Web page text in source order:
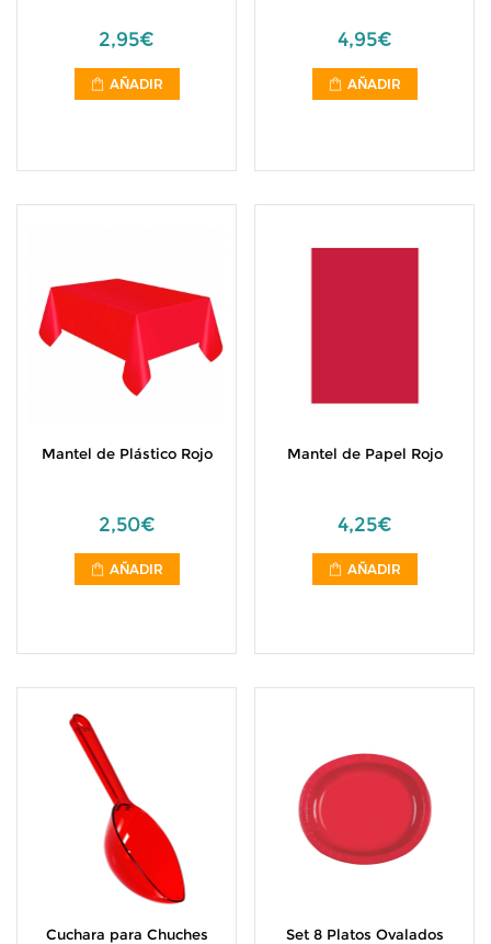
2,95€
AÑADIR
4,95€
AÑADIR
Mantel de Plástico Rojo
2,50€
AÑADIR
Mantel de Papel Rojo
4,25€
AÑADIR
Cuchara para Chuches
Set 8 Platos Ovalados